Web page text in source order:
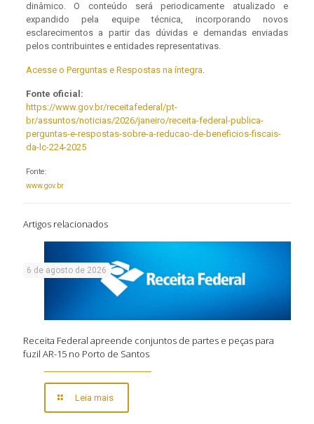
dinâmico. O conteúdo será periodicamente atualizado e
expandido pela equipe técnica, incorporando novos
esclarecimentos a partir das dúvidas e demandas enviadas
pelos contribuintes e entidades representativas.
Acesse o Perguntas e Respostas na íntegra.
Fonte oficial:
https://www.gov.br/receitafederal/pt-
br/assuntos/noticias/2026/janeiro/receita-federal-publica-
perguntas-e-respostas-sobre-a-reducao-de-beneficios-fiscais-
da-lc-224-2025
Fonte:
www.gov.br
Artigos relacionados
6 de agosto de 2026
Receita Federal apreende conjuntos de partes e peças para
fuzil AR-15 no Porto de Santos
Leia mais